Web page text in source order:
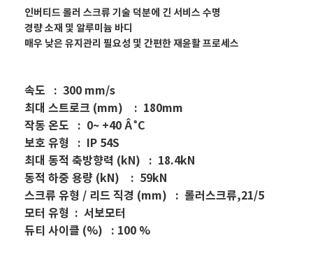
인버티드 롤러 스크류 기술 덕분에 긴 서비스 수명
경량 소재 및 알루미늄 바디
매우 낮은 유지관리 필요성 및 간편한 재윤활 프로세스
속도 : 300 mm/s
최대 스트로크 (mm) : 180mm
작동 온도 : 0~ +40 Â°C
보호 유형 : IP 54S
최대 동적 축방향력 (kN) : 18.4kN
동적 하중 용량 (kN) : 59kN
스크류 유형 / 리드 직경 (mm) : 롤러스크류,21/5
모터 유형 : 서보모터
듀티 사이클 (%)​ : 100 %